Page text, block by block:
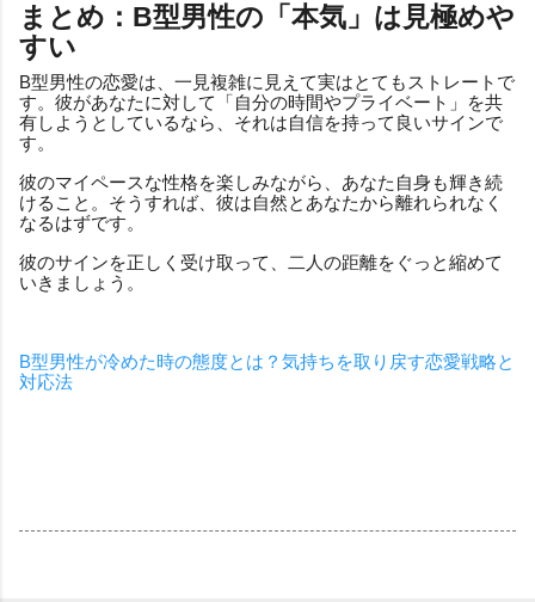
まとめ：B型男性の「本気」は見極めや
すい
B型男性の恋愛は、一見複雑に見えて実はとてもストレートで
す。彼があなたに対して「自分の時間やプライベート」を共
有しようとしているなら、それは自信を持って良いサインで
す。
彼のマイペースな性格を楽しみながら、あなた自身も輝き続
けること。そうすれば、彼は自然とあなたから離れられなく
なるはずです。
彼のサインを正しく受け取って、二人の距離をぐっと縮めて
いきましょう。
B型男性が冷めた時の態度とは？気持ちを取り戻す恋愛戦略と
対応法